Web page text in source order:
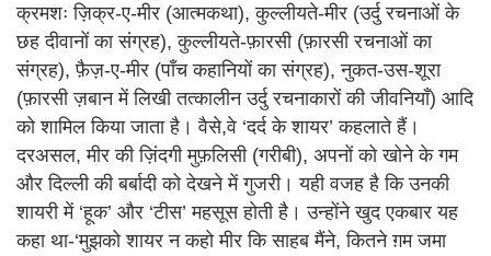
क्रमशः ज़िक्र-ए-मीर (आत्मकथा), कुल्लीयते-मीर (उर्दु रचनाओं के
छह दीवानों का संग्रह), कुल्लीयते-फ़ारसी (फ़ारसी रचनाओं का
संग्रह), फ़ैज़-ए-मीर (पाँच कहानियों का संग्रह), नुकत-उस-शूरा
(फ़ारसी ज़बान में लिखी तत्कालीन उर्दु रचनाकारों की जीवनियाँ) आदि
को शामिल किया जाता है। वैसे,वे ‘दर्द के शायर’ कहलाते हैं।
दरअसल, मीर की ज़िंदगी मुफ़लिसी (गरीबी), अपनों को खोने के गम
और दिल्ली की बर्बादी को देखने में गुजरी। यही वजह है कि उनकी
शायरी में ‘हूक’ और ‘टीस’ महसूस होती है। उन्होंने खुद एकबार यह
कहा था-‘मुझको शायर न कहो मीर कि साहब मैंने, कितने ग़म जमा